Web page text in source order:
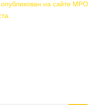
на сайте МРО